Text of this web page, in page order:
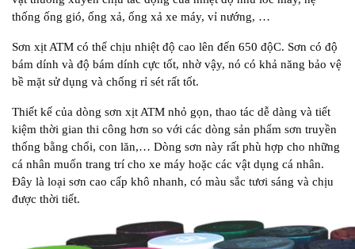
thống ống gió, ống xả, ống xả xe máy, vỉ nướng, …
Sơn xịt ATM có thể chịu nhiệt độ cao lên đến 650 độC. Sơn có độ
bám dính và độ bám dính cực tốt, nhờ vậy, nó có khả năng bảo vệ
bề mặt sử dụng và chống rỉ sét rất tốt.
Thiết kế của dòng sơn xịt ATM nhỏ gọn, thao tác dễ dàng và tiết
kiệm thời gian thi công hơn so với các dòng sản phẩm sơn truyền
thống bằng chổi, con lăn,… Dòng sơn này rất phù hợp cho những
cá nhân muốn trang trí cho xe máy hoặc các vật dụng cá nhân.
Đây là loại sơn cao cấp khô nhanh, có màu sắc tươi sáng và chịu
được thời tiết.